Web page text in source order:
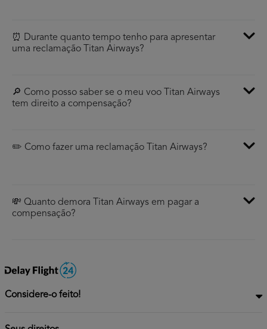
⏰ Durante quanto tempo tenho para apresentar
uma reclamação Titan Airways?
🔎 Como posso saber se o meu voo Titan Airways
tem direito a compensação?
✏️ Como fazer uma reclamação Titan Airways?
💸 Quanto demora Titan Airways em pagar a
compensação?
Considere-o feito!